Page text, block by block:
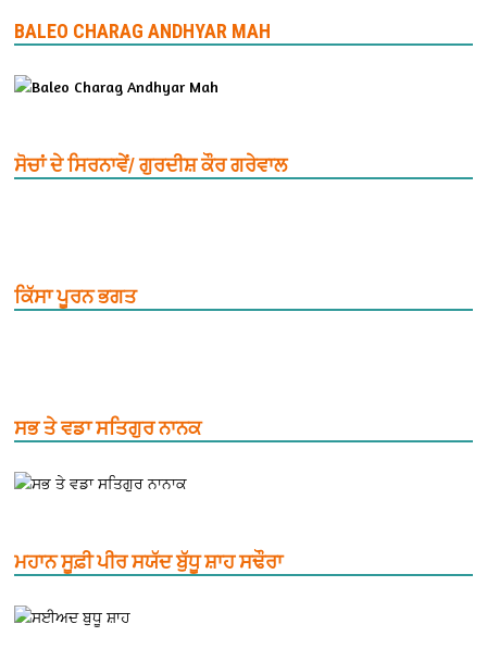
BALEO CHARAG ANDHYAR MAH
ਸੋਚਾਂ ਦੇ ਸਿਰਨਾਵੇਂ/ ਗੁਰਦੀਸ਼ ਕੌਰ ਗਰੇਵਾਲ
ਕਿੱਸਾ ਪੂਰਨ ਭਗਤ
ਸਭ ਤੇ ਵਡਾ ਸਤਿਗੁਰ ਨਾਨਕ
ਮਹਾਨ ਸੂਫ਼ੀ ਪੀਰ ਸਯੱਦ ਬੁੱਧੂ ਸ਼ਾਹ ਸਢੌਰਾ